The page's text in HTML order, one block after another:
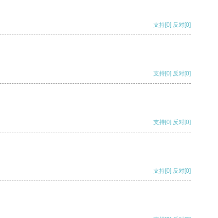
支持[0] 反对[0]
支持[0] 反对[0]
支持[0] 反对[0]
支持[0] 反对[0]